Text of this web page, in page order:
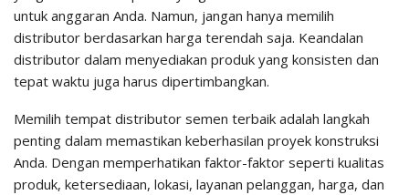
untuk anggaran Anda. Namun, jangan hanya memilih
distributor berdasarkan harga terendah saja. Keandalan
distributor dalam menyediakan produk yang konsisten dan
tepat waktu juga harus dipertimbangkan.
Memilih tempat distributor semen terbaik adalah langkah
penting dalam memastikan keberhasilan proyek konstruksi
Anda. Dengan memperhatikan faktor-faktor seperti kualitas
produk, ketersediaan, lokasi, layanan pelanggan, harga, dan